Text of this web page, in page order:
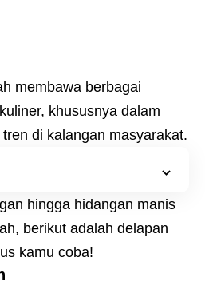
membawa berbagai
khususnya dalam
di kalangan masyarakat.
hingga hidangan manis
berikut adalah delapan
kamu coba!